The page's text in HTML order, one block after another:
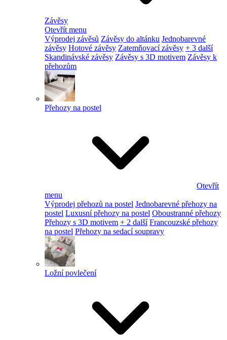
Závěsy
Otevřít menu
Výprodej závěsů Závěsy do altánku Jednobarevné
závěsy Hotové závěsy Zatemňovací závěsy + 3 další
Skandinávské závěsy Závěsy s 3D motivem Závěsy k
přehozům
Přehozy na postel
Otevřít
menu
Výprodej přehozů na postel Jednobarevné přehozy na
postel Luxusní přehozy na postel Oboustranné přehozy
Přehozy s 3D motivem + 2 další Francouzské přehozy
na postel Přehozy na sedací soupravy
Ložní povlečení